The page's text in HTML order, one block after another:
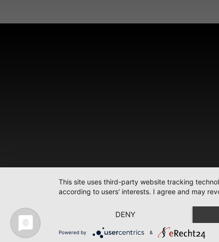
This site uses third-party website tracking
according to users' interests. I agree and may
DENY
Powered by &